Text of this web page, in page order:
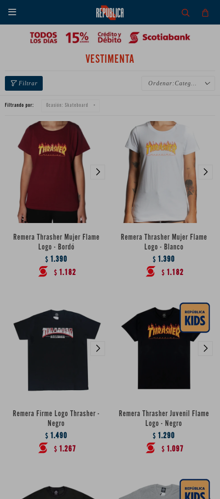

VESTIMENTA
Categoría
Filtrando por: Ocasión: Skateboard
Remera Thrasher Mujer Flame
Logo - Bordó
$ 1.390
$ 1.182
Remera Thrasher Mujer Flame
Logo - Blanco
$ 1.390
$ 1.182
Remera Firme Logo Thrasher -
Negro
$ 1.490
$ 1.267
Remera Thrasher Juvenil Flame
Logo - Negro
$ 1.290
$ 1.097